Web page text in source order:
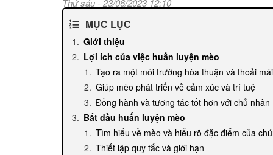
MỤC LỤC
Giới thiệu
Lợi ích của việc huấn luyện mèo
Tạo ra một môi trường hòa thuận và thoải mái
Giúp mèo phát triển về cảm xúc và trí tuệ
Đồng hành và tương tác tốt hơn với chủ nhân
Bắt đầu huấn luyện mèo
Tìm hiểu về mèo và hiểu rõ đặc điểm của
Thiết lập quy tắc và giới hạn